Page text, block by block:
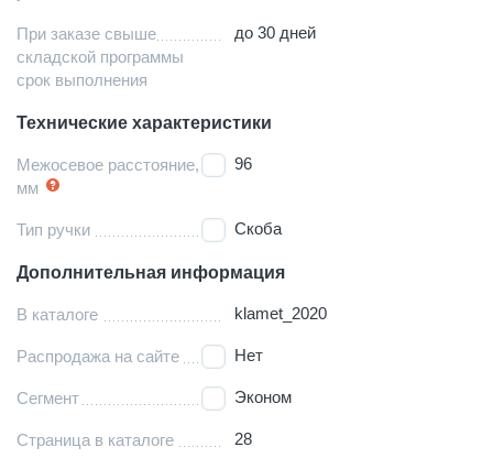
При заказе свыше
складской программы
срок выполнения
до 30 дней
Технические характеристики
Межосевое расстояние,
мм
96
Тип ручки Скоба
Дополнительная информация
В каталоге klamet_2020
Распродажа на сайте Нет
Сегмент Эконом
Страница в каталоге 28